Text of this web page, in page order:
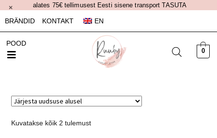
alates 75€ tellimusest Eesti sisene transport TASUTA
×
BRÄNDID
KONTAKT EN
POOD
0
Kuvatakse kõik 2 tulemust